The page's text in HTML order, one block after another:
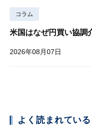
コラム
米国はなぜ円買い協調
2026年08月07日
よく読まれてい